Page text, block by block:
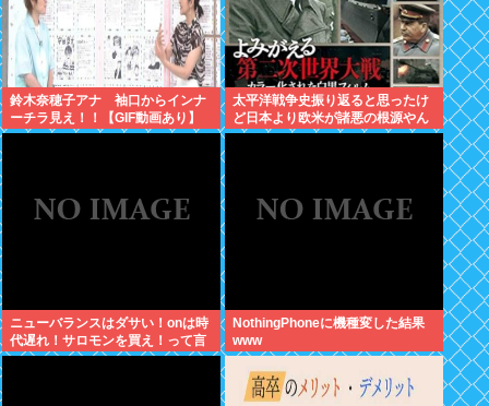
鈴木奈穂子アナ 袖口からインナ
ーチラ見え！！【GIF動画あり】
太平洋戦争史振り返ると思ったけ
ど日本より欧米が諸悪の根源やん
ニューバランスはダサい！onは時
代遅れ！サロモンを買え！って言
われたから買ったんやが
NothingPhoneに機種変した結果
www